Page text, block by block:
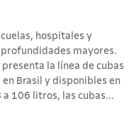
hospitales y
mayores.
la línea de cubas
Brasil y disponibles en
a 106 litros, las cubas...